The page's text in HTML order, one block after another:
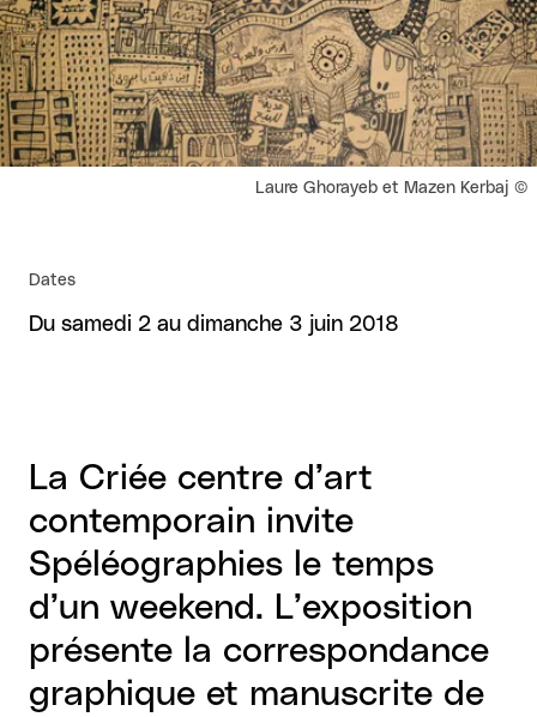
Droits réservés :
Laure Ghorayeb et Mazen Kerbaj
Dates
Du samedi 2 au dimanche 3 juin 2018
La Criée centre d’art
contemporain invite
Spéléographies le temps
d’un weekend. L’exposition
présente la correspondance
graphique et manuscrite de